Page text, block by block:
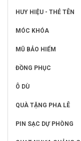
HUY HIỆU - THẺ TÊN
MÓC KHÓA
MŨ BẢO HIỂM
ĐỒNG PHỤC
Ô DÙ
QUÀ TẶNG PHA LÊ
PIN SẠC DỰ PHÒNG